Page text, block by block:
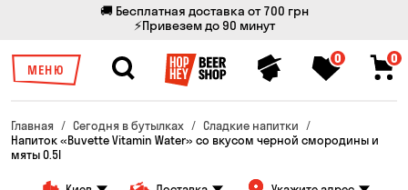
🚚 Бесплатная доставка от 700 грн
⚡Привезем до 90 минут
МЕНЮ
0 0
Главная Сегодня в бутылках
Сладкие напитки
Напиток «Buvette Vitamin Water» со вкусом черной смородины и
мяты 0.5l